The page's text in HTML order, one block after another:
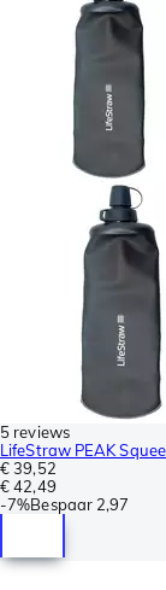
5 reviews
LifeStraw PEAK
€ 39,52
€ 42,49
-7%Bespaar 2,97